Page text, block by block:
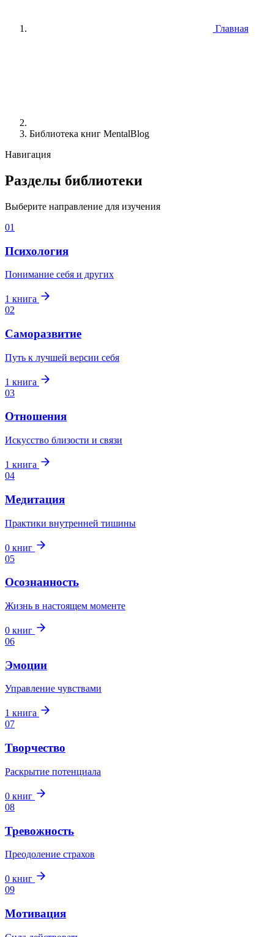
Главная
Библиотека книг MentalBlog
Навигация
Разделы библиотеки
Выберите направление для изучения
01
Психология
Понимание себя и других
1 книга
02
Саморазвитие
Путь к лучшей версии себя
1 книга
03
Отношения
Искусство близости и связи
1 книга
04
Медитация
Практики внутренней тишины
0 книг
05
Осознанность
Жизнь в настоящем моменте
0 книг
06
Эмоции
Управление чувствами
1 книга
07
Творчество
Раскрытие потенциала
0 книг
08
Тревожность
Преодоление страхов
0 книг
09
Мотивация